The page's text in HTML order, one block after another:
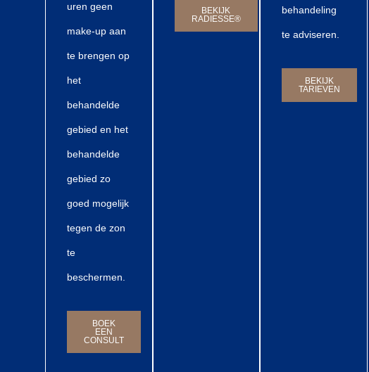
uren geen
make-up aan
te brengen op
het
behandelde
gebied en het
behandelde
gebied zo
goed mogelijk
tegen de zon
te
beschermen.
BOEK
EEN
CONSULT
BEKIJK
RADIESSE®
behandeling
te adviseren.
BEKIJK
TARIEVEN